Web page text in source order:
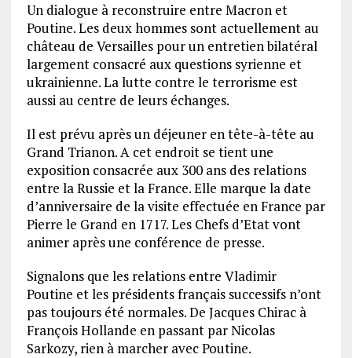
Un dialogue à reconstruire entre Macron et
Poutine. Les deux hommes sont actuellement au
château de Versailles pour un entretien bilatéral
largement consacré aux questions syrienne et
ukrainienne. La lutte contre le terrorisme est
aussi au centre de leurs échanges.
Il est prévu après un déjeuner en tête-à-tête au
Grand Trianon. A cet endroit se tient une
exposition consacrée aux 300 ans des relations
entre la Russie et la France. Elle marque la date
d’anniversaire de la visite effectuée en France par
Pierre le Grand en 1717. Les Chefs d’Etat vont
animer après une conférence de presse.
Signalons que les relations entre Vladimir
Poutine et les présidents français successifs n’ont
pas toujours été normales. De Jacques Chirac à
François Hollande en passant par Nicolas
Sarkozy, rien à marcher avec Poutine.